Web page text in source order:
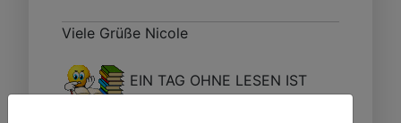
Viele Grüße Nicole
EIN TAG OHNE LESEN IST